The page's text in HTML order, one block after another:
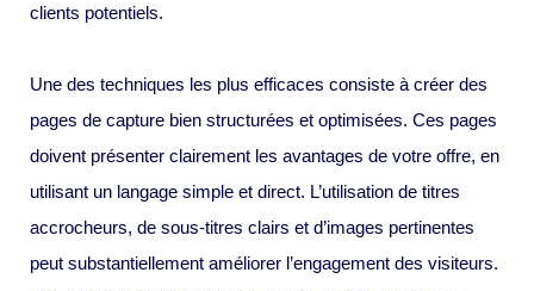
clients potentiels.
Une des techniques les plus efficaces consiste à créer des
pages de capture bien structurées et optimisées. Ces pages
doivent présenter clairement les avantages de votre offre, en
utilisant un langage simple et direct. L’utilisation de titres
accrocheurs, de sous-titres clairs et d’images pertinentes
peut substantiellement améliorer l’engagement des visiteurs.